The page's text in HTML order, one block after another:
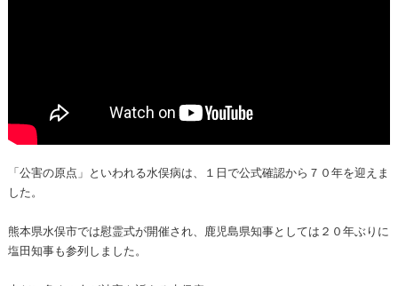
「公害の原点」といわれる水俣病は、１日で公式確認から７０年を迎えま
した。
熊本県水俣市では慰霊式が開催され、鹿児島県知事としては２０年ぶりに
塩田知事も参列しました。